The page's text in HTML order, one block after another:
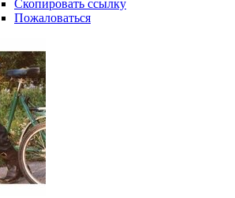
Скопировать ссылку
Пожаловаться